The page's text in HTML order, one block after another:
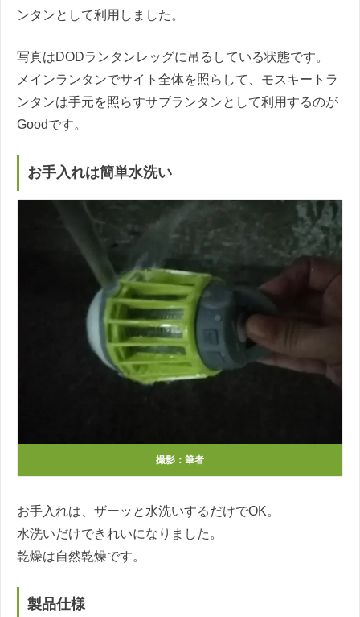
ンタンとして利用しました。
写真はDODランタンレッグに吊るしている状態です。
メインランタンでサイト全体を照らして、モスキートラ
ンタンは手元を照らすサブランタンとして利用するのが
Goodです。
お手入れは簡単水洗い
撮影：筆者
お手入れは、ザーッと水洗いするだけでOK。
水洗いだけできれいになりました。
乾燥は自然乾燥です。
製品仕様